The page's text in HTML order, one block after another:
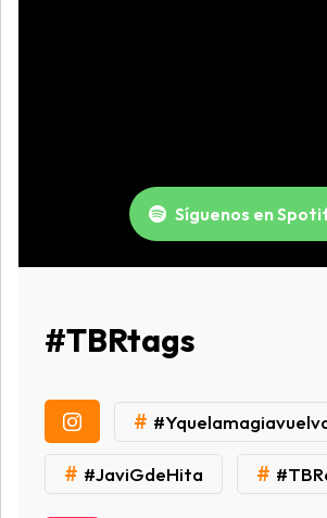
Síguenos en
#TBRtags
#
# #JaviGdeHita #